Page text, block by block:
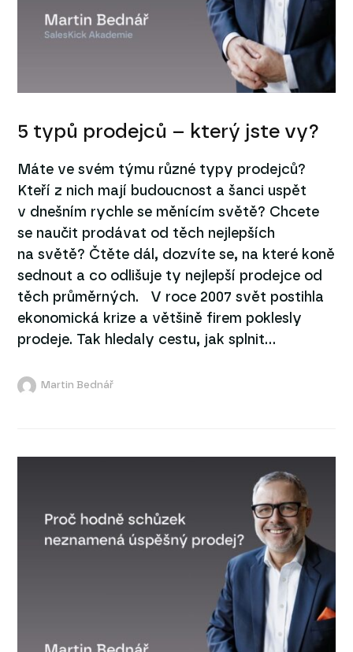
5 typů prodejců – který jste vy?
Máte ve svém týmu různé typy prodejců?
Kteří z nich mají budoucnost a šanci uspět
v dnešním rychle se měnícím světě? Chcete
se naučit prodávat od těch nejlepších
na světě? Čtěte dál, dozvíte se, na které koně
sednout a co odlišuje ty nejlepší prodejce od
těch průměrných. V roce 2007 svět postihla
ekonomická krize a většině firem poklesly
prodeje. Tak hledaly cestu, jak splnit...
Martin Bednář